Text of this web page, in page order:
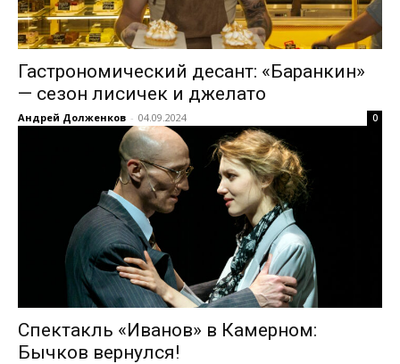
Гастрономический десант: «Баранкин»
— сезон лисичек и джелато
Андрей Долженков - 04.09.2024 0
Спектакль «Иванов» в Камерном:
Бычков вернулся!